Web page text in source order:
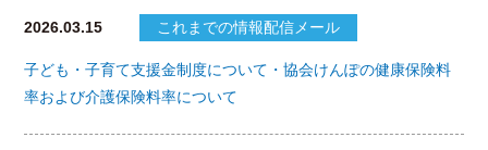
2026.03.15 これまでの情報配信メール
子ども・子育て支援金制度について・協会けんぽの健康保険料
率および介護保険料率について